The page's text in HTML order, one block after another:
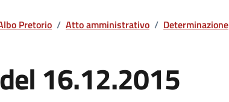
Pretorio / Atto amministrativo / Determinazione
16.12.2015